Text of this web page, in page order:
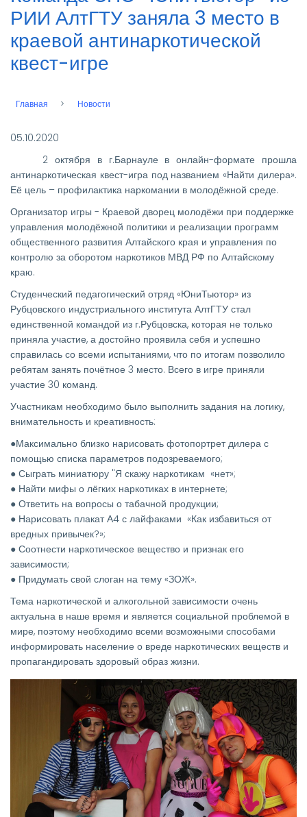
РИИ АлтГТУ заняла 3 место в
краевой антинаркотической
квест-игре
Строка
Главная Новости
05.10.2020
2 октября в г.Барнауле в онлайн-формате прошла
антинаркотическая квест-игра под названием «Найти дилера».
Её цель – профилактика наркомании в молодёжной среде.
Организатор игры - Краевой дворец молодёжи при поддержке
управления молодёжной политики и реализации программ
общественного развития Алтайского края и управления по
контролю за оборотом наркотиков МВД РФ по Алтайскому
краю.
Студенческий педагогический отряд «ЮниТьютор» из
Рубцовского индустриального института АлтГТУ стал
единственной командой из г.Рубцовска, которая не только
приняла участие, а достойно проявила себя и успешно
справилась со всеми испытаниями, что по итогам позволило
ребятам занять почётное 3 место. Всего в игре приняли
участие 30 команд.
Участникам необходимо было выполнить задания на логику,
внимательность и креативность:
●Максимально близко нарисовать фотопортрет дилера с
помощью списка параметров подозреваемого;
● Сыграть миниатюру "Я скажу наркотикам «нет»;
● Найти мифы о лёгких наркотиках в интернете;
● Ответить на вопросы о табачной продукции;
● Нарисовать плакат А4 с лайфаками «Как избавиться от
вредных привычек?»;
● Соотнести наркотическое вещество и признак его
зависимости;
● Придумать свой слоган на тему «ЗОЖ».
Тема наркотической и алкогольной зависимости очень
актуальна в наше время и является социальной проблемой в
мире, поэтому необходимо всеми возможными способами
информировать население о вреде наркотических веществ и
пропагандировать здоровый образ жизни.
Изображение